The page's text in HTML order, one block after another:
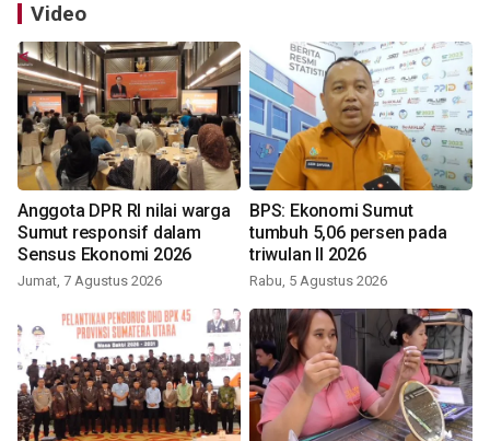
Video
Anggota DPR RI nilai warga
Sumut responsif dalam
Sensus Ekonomi 2026
Jumat, 7 Agustus 2026
BPS: Ekonomi Sumut
tumbuh 5,06 persen pada
triwulan II 2026
Rabu, 5 Agustus 2026